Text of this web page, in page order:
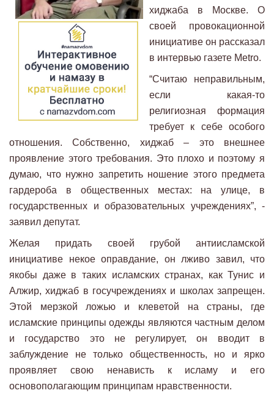
хиджаба в Москве. О
своей провокационной
инициативе он рассказал
в интервью газете Metro.
“Считаю неправильным,
если какая-то
религиозная формация
требует к себе особого
отношения. Собственно, хиджаб – это внешнее
проявление этого требования. Это плохо и поэтому я
думаю, что нужно запретить ношение этого предмета
гардероба в общественных местах: на улице, в
государственных и образовательных учреждениях”, -
заявил депутат.
Желая придать своей грубой антиисламской
инициативе некое оправдание, он лживо завил, что
якобы даже в таких исламских странах, как Тунис и
Алжир, хиджаб в госучреждениях и школах запрещен.
Этой мерзкой ложью и клеветой на страны, где
исламские принципы одежды являются частным делом
и государство это не регулирует, он вводит в
заблуждение не только общественность, но и ярко
проявляет свою ненависть к исламу и его
основополагающим принципам нравственности.